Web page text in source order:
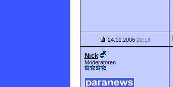
24.11.2006 20:13
Nick
Moderatoren